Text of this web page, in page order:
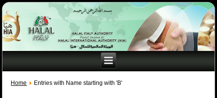
Home Entries with Name starting with 'B'